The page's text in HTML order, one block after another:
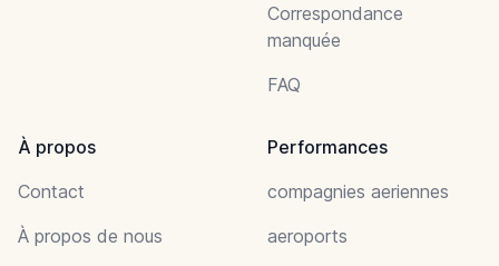
Correspondance
manquée
FAQ
À propos
Contact
À propos de nous
Performances
compagnies aeriennes
aeroports